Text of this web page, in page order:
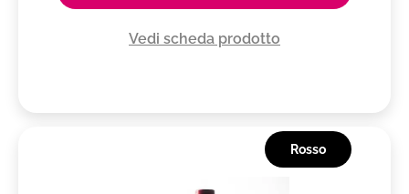
Vedi scheda prodotto
Rosso